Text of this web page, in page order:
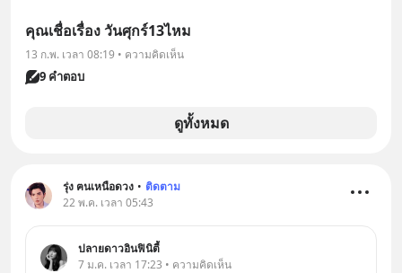
คุณเชื่อเรื่อง วันศุกร์13ไหม
13 ก.พ. เวลา 08:19 • ความคิดเห็น
9 คำตอบ
ดูทั้งหมด
รุ่ง ฅนเหนือดวง • ติดตาม
22 พ.ค. เวลา 05:43
ปลายดาวอินฟินิตี้
7 ม.ค. เวลา 17:23 • ความคิดเห็น